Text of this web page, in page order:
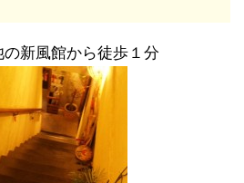
の新風館から徒歩１分